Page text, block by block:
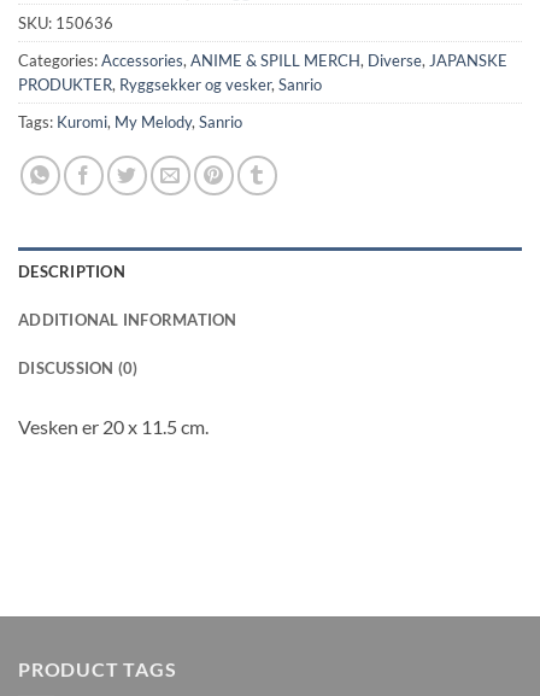
SKU: 150636
Categories:Accessories, ANIME & SPILL MERCH, Diverse, JAPANSKE
PRODUKTER, Ryggsekker og vesker, Sanrio
Tags: Kuromi, My Melody, Sanrio
DESCRIPTION
ADDITIONAL INFORMATION
DISCUSSION (0)
Vesken er 20 x 11.5 cm.
PRODUCT TAGS